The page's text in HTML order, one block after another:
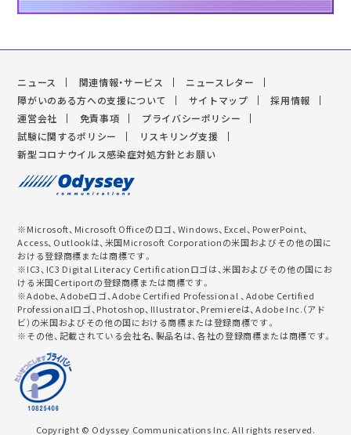
ニュース 関連情報・サービス
ニュースレター
障がいのある方への支援について
サイトマップ
採用情報
運営会社
免責事項
プライバシーポリシー
試験に関するポリシー
リスキリング支援
新型コロナウイルス感染症対処方針とお願い
※Microsoft、Microsoft Officeのロゴ、Windows、Excel、PowerPoint、
Access、Outlookは、米国Microsoft Corporationの米国およびその他の国に
おける登録商標または商標です。
※IC3、IC3 Digital Literacy Certificationロゴは、米国およびその他の国にお
ける米国Certiportの登録商標または商標です。
※Adobe、Adobeロゴ、Adobe Certified Professional 、Adobe Certified
Professionalロゴ、Photoshop、Illustrator、Premiereは、Adobe Inc.（アド
ビ）の米国およびその他の国における商標または登録商標です。
※その他、記載されている会社名、製品名は、各社の登録商標または商標です。
Copyright © Odyssey Communications Inc. All rights reserved.